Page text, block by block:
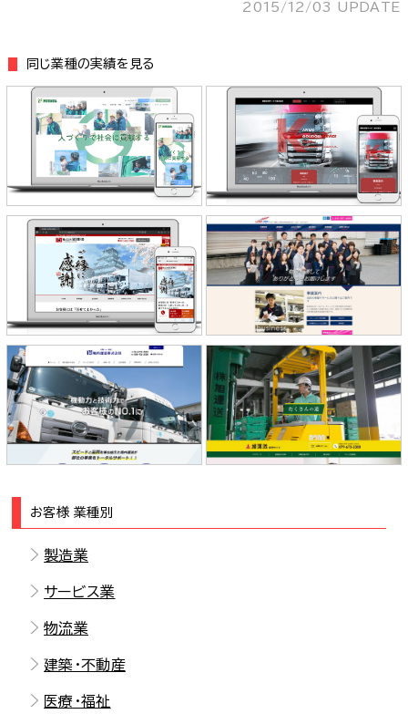
2015/12/03 UPDATE
同じ業種の実績を見る
株式会社宮田（株式会社宮田運
輸）様
関西合同サービス株式会社 様
株式会社SEHIRO 様 株式会社 LOGI・フロー 様
堀内運送株式会社 様 株式会社 旭運送 様
お客様 業種別
製造業
サービス業
物流業
建築・不動産
医療・福祉